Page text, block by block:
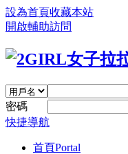
設為首頁收藏本站
開啟輔助訪問
密碼
快捷導航
首頁Portal